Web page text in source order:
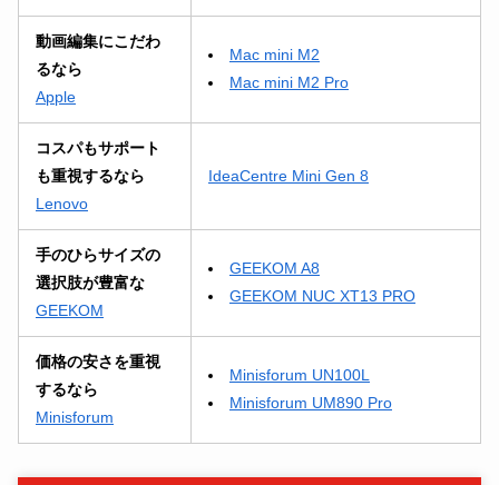
動画編集にこだわ
るなら
Apple
Mac mini M2
Mac mini M2 Pro
コスパもサポート
も重視するなら
Lenovo
IdeaCentre Mini Gen 8
手のひらサイズの
選択肢が豊富な
GEEKOM
GEEKOM A8
GEEKOM NUC XT13 PRO
価格の安さを重視
するなら
Minisforum
Minisforum UN100L
Minisforum UM890 Pro